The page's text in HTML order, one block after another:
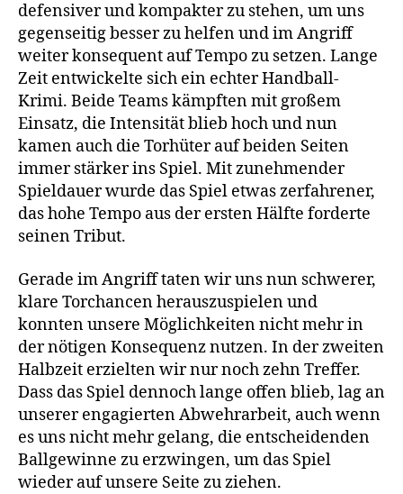
defensiver und kompakter zu stehen, um uns
gegenseitig besser zu helfen und im Angriff
weiter konsequent auf Tempo zu setzen. Lange
Zeit entwickelte sich ein echter Handball-
Krimi. Beide Teams kämpften mit großem
Einsatz, die Intensität blieb hoch und nun
kamen auch die Torhüter auf beiden Seiten
immer stärker ins Spiel. Mit zunehmender
Spieldauer wurde das Spiel etwas zerfahrener,
das hohe Tempo aus der ersten Hälfte forderte
seinen Tribut.
Gerade im Angriff taten wir uns nun schwerer,
klare Torchancen herauszuspielen und
konnten unsere Möglichkeiten nicht mehr in
der nötigen Konsequenz nutzen. In der zweiten
Halbzeit erzielten wir nur noch zehn Treffer.
Dass das Spiel dennoch lange offen blieb, lag an
unserer engagierten Abwehrarbeit, auch wenn
es uns nicht mehr gelang, die entscheidenden
Ballgewinne zu erzwingen, um das Spiel
wieder auf unsere Seite zu ziehen.